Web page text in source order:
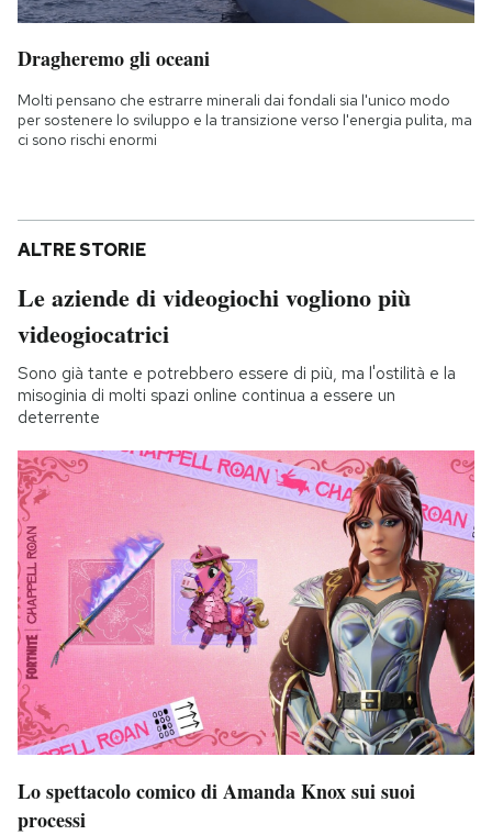
Dragheremo gli oceani
Molti pensano che estrarre minerali dai fondali sia l'unico modo
per sostenere lo sviluppo e la transizione verso l'energia pulita, ma
ci sono rischi enormi
ALTRE STORIE
Le aziende di videogiochi vogliono più
videogiocatrici
Sono già tante e potrebbero essere di più, ma l'ostilità e la
misoginia di molti spazi online continua a essere un
deterrente
Lo spettacolo comico di Amanda Knox sui suoi
processi